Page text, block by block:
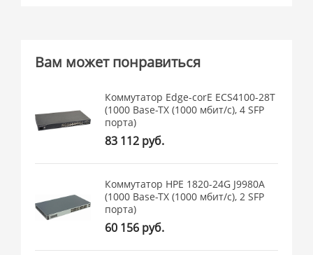
Вам может понравиться
Коммутатор Edge-corE ECS4100-28T
(1000 Base-TX (1000 мбит/с), 4 SFP
порта)
83 112 руб.
Коммутатор HPE 1820-24G J9980A
(1000 Base-TX (1000 мбит/с), 2 SFP
порта)
60 156 руб.